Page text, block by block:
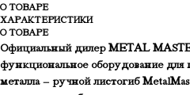
О ТОВАРЕ
ХАРАКТЕРИСТИКИ
О ТОВАРЕ
Официальный дилер METAL
функциональное оборудование для
металла – ручной листогиб